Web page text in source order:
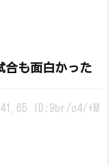
合も面白かった
ID:9br/o4/+M